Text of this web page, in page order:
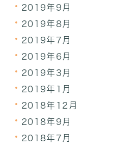
2019年9月
2019年8月
2019年7月
2019年6月
2019年3月
2019年1月
2018年12月
2018年9月
2018年7月